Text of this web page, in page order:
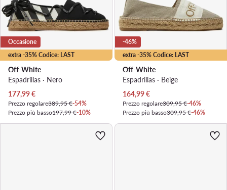
extra -35% Codice: LAST
Occasione
Off-White
Espadrillas · Nero
Prezzo attuale
177,99€
Prezzo regolare389,95 €-54%
Prezzo più basso197,99 €-10%
extra -35% Codice: LAST
-46%
Off-White
Espadrillas · Beige
Prezzo attuale
164,99€
Prezzo regolare309,95 €-46%
Prezzo più basso309,95 €-46%